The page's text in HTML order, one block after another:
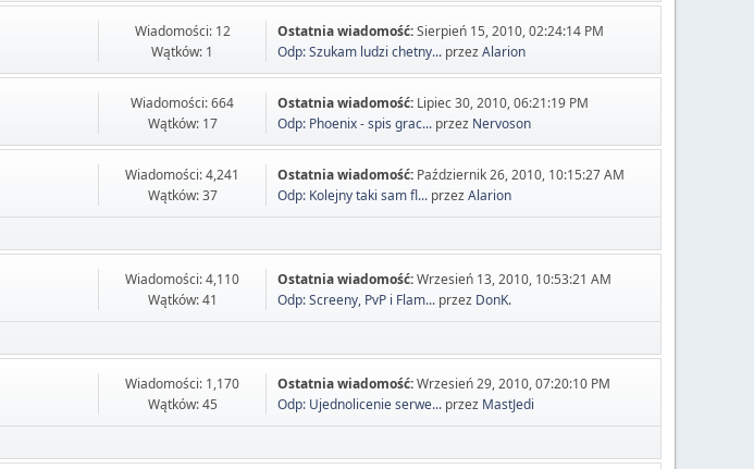
Wiadomości: 12
Wątków: 1
Ostatnia wiadomość:Sierpień 15, 2010, 02:24:14 PM
Odp: Szukam ludzi chetny... przezAlarion
Wiadomości: 664
Wątków: 17
Ostatnia wiadomość: Lipiec 30, 2010, 06:21:19 PM
Odp: Phoenix - spis grac... przez Nervoson
Wiadomości: 4,241
Wątków: 37
Ostatnia wiadomość: Październik 26, 2010, 10:15:27 AM
Odp: Kolejny taki sam fl... przezAlarion
Wiadomości: 4,110
Wątków: 41
Ostatnia wiadomość:Wrzesień 13, 2010, 10:53:21 AM
Odp: Screeny, PvP i Flam... przez DonK.
Wiadomości: 1,170
Wątków: 45
Ostatnia wiadomość:Wrzesień 29, 2010, 07:20:10 PM
Odp: Ujednolicenie serwe... przez MastJedi